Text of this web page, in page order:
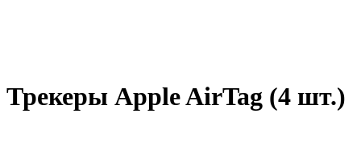
Трекеры Apple AirTag (4 шт.)